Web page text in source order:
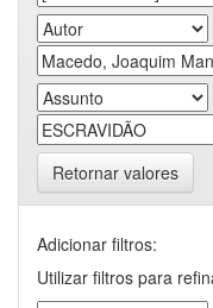
Retornar valores
Adicionar filtros:
Utilizar filtros para